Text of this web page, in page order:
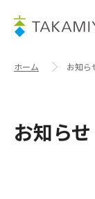
ホーム お知ら
お知らせ